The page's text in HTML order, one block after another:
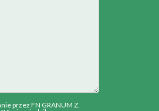
przez FN GRANUM Z.